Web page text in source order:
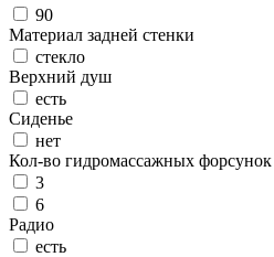
90
Материал задней стенки
стекло
Верхний душ
есть
Сиденье
нет
Кол-во гидромассажных форсунок
3
6
Радио
есть